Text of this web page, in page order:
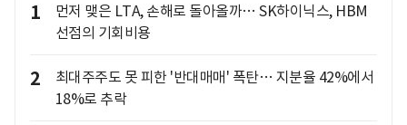
1
먼저 맺은 LTA, 손해로 돌아올까… SK하이닉스, HBM
선점의 기회비용
2
최대주주도 못 피한 '반대매매' 폭탄… 지분율 42%에서
18%로 추락